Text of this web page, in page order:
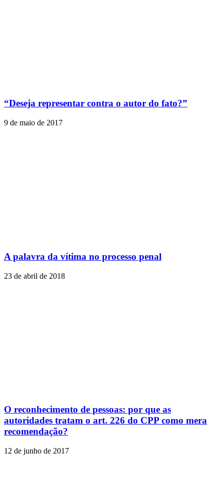
“Deseja representar contra o autor do fato?”
9 de maio de 2017
A palavra da vítima no processo penal
23 de abril de 2018
O reconhecimento de pessoas: por que as
autoridades tratam o art. 226 do CPP como mera
recomendação?
12 de junho de 2017